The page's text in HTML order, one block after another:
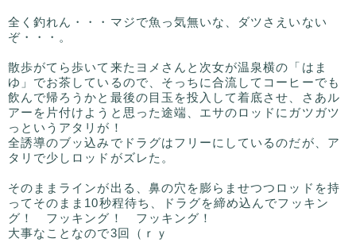
全く釣れん・・・マジで魚っ気無いな、ダツさえいない
ぞ・・・。
散歩がてら歩いて来たヨメさんと次女が温泉横の「はま
ゆ」でお茶しているので、そっちに合流してコーヒーでも
飲んで帰ろうかと最後の目玉を投入して着底させ、さあル
アーを片付けようと思った途端、エサのロッドにガツガツ
っというアタリが！
全誘導のブッ込みでドラグはフリーにしているのだが、ア
タリで少しロッドがズレた。
そのままラインが出る、鼻の穴を膨らませつつロッドを持
ってそのまま10秒程待ち、ドラグを締め込んでフッキン
グ！ フッキング！ フッキング！
大事なことなので3回（ｒｙ